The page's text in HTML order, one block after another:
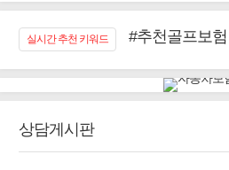
실시간 추천 키워드
#추천골프보험
#우리집 화재,
#노후대비 연
#임플란트, 치
상담게시판